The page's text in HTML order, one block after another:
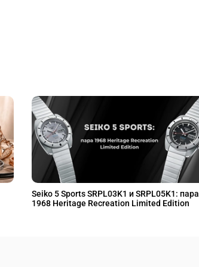
Seiko 5 Sports SRPL03K1 и SRPL05K1: пара
1968 Heritage Recreation Limited Edition